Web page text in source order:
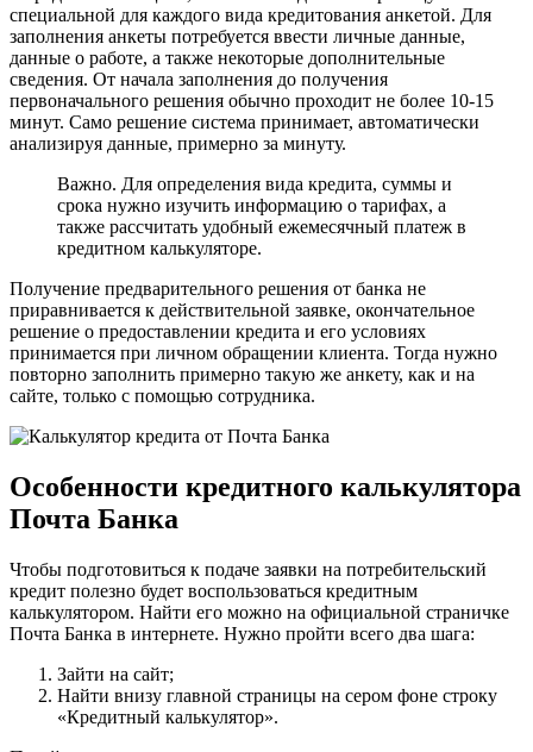
специальной для каждого вида кредитования анкетой. Для
заполнения анкеты потребуется ввести личные данные,
данные о работе, а также некоторые дополнительные
сведения. От начала заполнения до получения
первоначального решения обычно проходит не более 10-15
минут. Само решение система принимает, автоматически
анализируя данные, примерно за минуту.
Важно. Для определения вида кредита, суммы и
срока нужно изучить информацию о тарифах, а
также рассчитать удобный ежемесячный платеж в
кредитном калькуляторе.
Получение предварительного решения от банка не
приравнивается к действительной заявке, окончательное
решение о предоставлении кредита и его условиях
принимается при личном обращении клиента. Тогда нужно
повторно заполнить примерно такую же анкету, как и на
сайте, только с помощью сотрудника.
Особенности кредитного калькулятора
Почта Банка
Чтобы подготовиться к подаче заявки на потребительский
кредит полезно будет воспользоваться кредитным
калькулятором. Найти его можно на официальной страничке
Почта Банка в интернете. Нужно пройти всего два шага:
Зайти на сайт;
Найти внизу главной страницы на сером фоне строку
«Кредитный калькулятор».